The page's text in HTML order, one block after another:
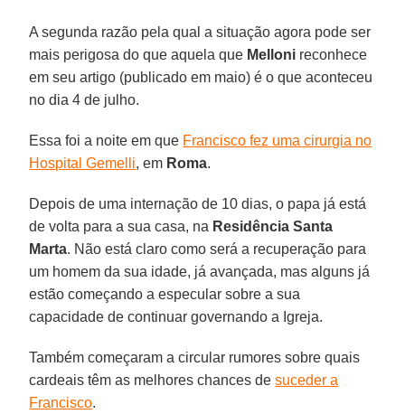
A segunda razão pela qual a situação agora pode ser
mais perigosa do que aquela que Melloni reconhece
em seu artigo (publicado em maio) é o que aconteceu
no dia 4 de julho.
Essa foi a noite em que Francisco fez uma cirurgia no
Hospital Gemelli, em Roma.
Depois de uma internação de 10 dias, o papa já está
de volta para a sua casa, na Residência Santa
Marta. Não está claro como será a recuperação para
um homem da sua idade, já avançada, mas alguns já
estão começando a especular sobre a sua
capacidade de continuar governando a Igreja.
Também começaram a circular rumores sobre quais
cardeais têm as melhores chances desuceder a
Francisco.